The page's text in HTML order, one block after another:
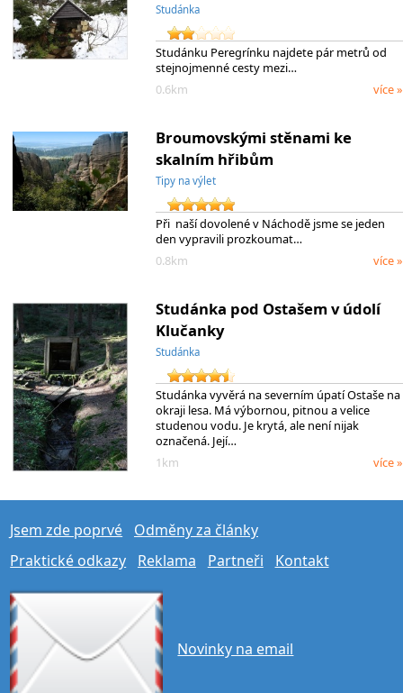
Studánka
Studánku Peregrínku najdete pár metrů od
stejnojmenné cesty mezi…
0.6km
více »
Broumovskými stěnami ke
skalním hřibům
Tipy na výlet
Při naší dovolené v Náchodě jsme se jeden
den vypravili prozkoumat…
0.8km
více »
Studánka pod Ostašem v údolí
Klučanky
Studánka
Studánka vyvěrá na severním úpatí Ostaše na
okraji lesa. Má výbornou, pitnou a velice
studenou vodu. Je krytá, ale není nijak
označená. Její…
1km
více »
Jsem zde poprvé
Odměny za články
Praktické odkazy
Reklama Partneři Kontakt
Novinky na email